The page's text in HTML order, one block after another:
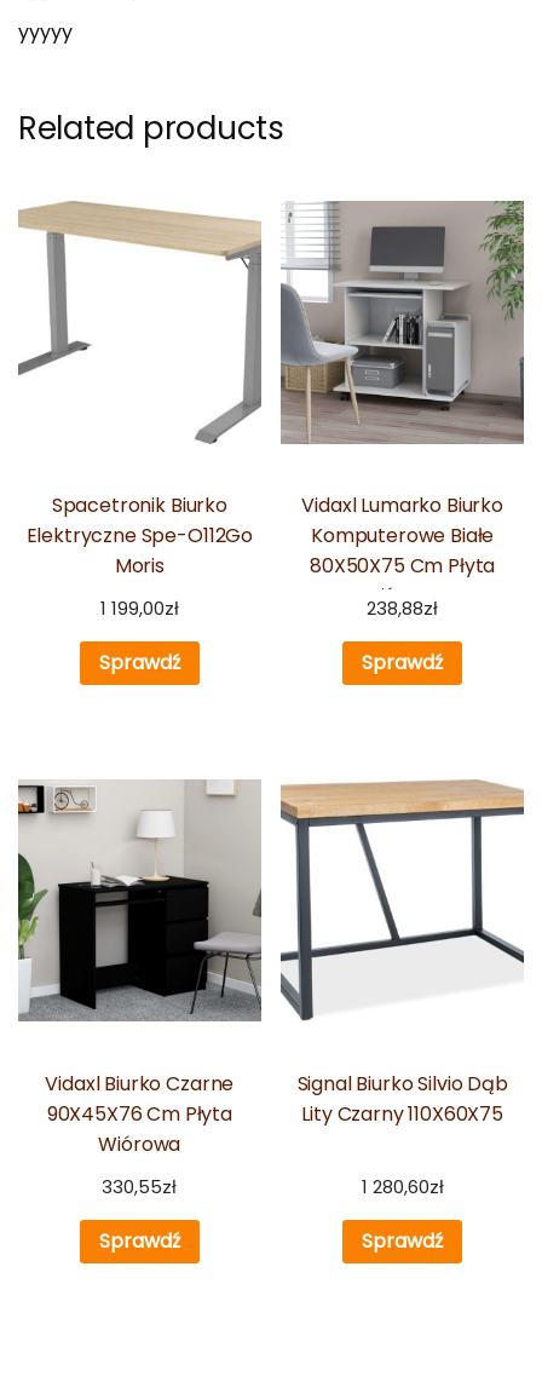
yyyyy
Related products
Spacetronik Biurko
Elektryczne Spe-O112Go
Moris
1 199,00zł
Sprawdź
Vidaxl Lumarko Biurko
Komputerowe Białe
80X50X75 Cm Płyta
Wiórowa
238,88zł
Sprawdź
Vidaxl Biurko Czarne
90X45X76 Cm Płyta
Wiórowa
330,55zł
Sprawdź
Signal Biurko Silvio Dąb
Lity Czarny 110X60X75
1 280,60zł
Sprawdź